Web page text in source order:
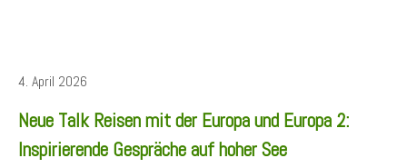
4. April 2026
Neue Talk Reisen mit der Europa und Europa 2:
Inspirierende Gespräche auf hoher See